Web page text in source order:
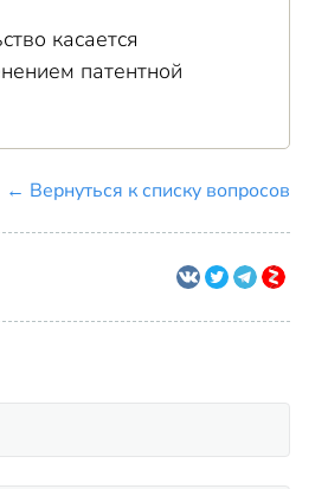
касается
патентной
← Вернуться к списку вопросов